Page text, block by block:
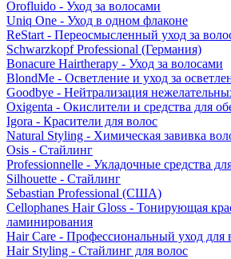
Orofluido - Уход за волосами
Uniq One - Уход в одном флаконе
ReStart - Переосмысленный уход за
Schwarzkopf Professional (Германия)
Bonacure Hairtherapy - Уход за волосами
BlondMe - Осветление и уход за
Goodbye - Нейтрализация
Oxigenta - Окислители и средства для
Igora - Красители для волос
Natural Styling - Химическая завивка
Osis - Стайлинг
Professionnelle - Укладочные средства
Silhouette - Стайлинг
Sebastian Professional (США)
Cellophanes Hair Gloss - Тонирующая
ламинирования
Hair Care - Профессиональный уход для
Hair Styling - Стайлинг для волос